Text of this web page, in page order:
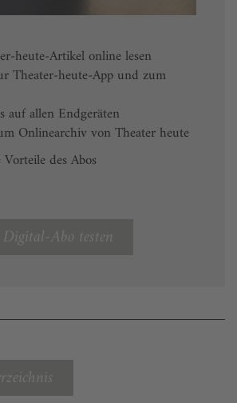
heute-Artikel online lesen
Theater-heute-App und zum
auf allen Endgeräten
Onlinearchiv von Theater heute
des Abos
Digital-Abo testen